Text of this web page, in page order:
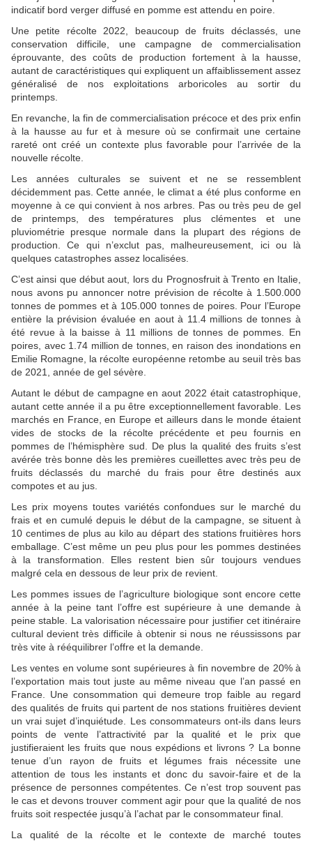
indicatif bord verger diffusé en pomme est attendu en poire.
Une petite récolte 2022, beaucoup de fruits déclassés, une
conservation difficile, une campagne de commercialisation
éprouvante, des coûts de production fortement à la hausse,
autant de caractéristiques qui expliquent un affaiblissement assez
généralisé de nos exploitations arboricoles au sortir du
printemps.
En revanche, la fin de commercialisation précoce et des prix enfin
à la hausse au fur et à mesure où se confirmait une certaine
rareté ont créé un contexte plus favorable pour l’arrivée de la
nouvelle récolte.
Les années culturales se suivent et ne se ressemblent
décidemment pas. Cette année, le climat a été plus conforme en
moyenne à ce qui convient à nos arbres. Pas ou très peu de gel
de printemps, des températures plus clémentes et une
pluviométrie presque normale dans la plupart des régions de
production. Ce qui n’exclut pas, malheureusement, ici ou là
quelques catastrophes assez localisées.
C’est ainsi que début aout, lors du Prognosfruit à Trento en Italie,
nous avons pu annoncer notre prévision de récolte à 1.500.000
tonnes de pommes et à 105.000 tonnes de poires. Pour l’Europe
entière la prévision évaluée en aout à 11.4 millions de tonnes à
été revue à la baisse à 11 millions de tonnes de pommes. En
poires, avec 1.74 million de tonnes, en raison des inondations en
Emilie Romagne, la récolte européenne retombe au seuil très bas
de 2021, année de gel sévère.
Autant le début de campagne en aout 2022 était catastrophique,
autant cette année il a pu être exceptionnellement favorable. Les
marchés en France, en Europe et ailleurs dans le monde étaient
vides de stocks de la récolte précédente et peu fournis en
pommes de l’hémisphère sud. De plus la qualité des fruits s’est
avérée très bonne dès les premières cueillettes avec très peu de
fruits déclassés du marché du frais pour être destinés aux
compotes et au jus.
Les prix moyens toutes variétés confondues sur le marché du
frais et en cumulé depuis le début de la campagne, se situent à
10 centimes de plus au kilo au départ des stations fruitières hors
emballage. C’est même un peu plus pour les pommes destinées
à la transformation. Elles restent bien sûr toujours vendues
malgré cela en dessous de leur prix de revient.
Les pommes issues de l’agriculture biologique sont encore cette
année à la peine tant l’offre est supérieure à une demande à
peine stable. La valorisation nécessaire pour justifier cet itinéraire
cultural devient très difficile à obtenir si nous ne réussissons par
très vite à rééquilibrer l’offre et la demande.
Les ventes en volume sont supérieures à fin novembre de 20% à
l’exportation mais tout juste au même niveau que l’an passé en
France. Une consommation qui demeure trop faible au regard
des qualités de fruits qui partent de nos stations fruitières devient
un vrai sujet d’inquiétude. Les consommateurs ont-ils dans leurs
points de vente l’attractivité par la qualité et le prix que
justifieraient les fruits que nous expédions et livrons ? La bonne
tenue d’un rayon de fruits et légumes frais nécessite une
attention de tous les instants et donc du savoir-faire et de la
présence de personnes compétentes. Ce n’est trop souvent pas
le cas et devons trouver comment agir pour que la qualité de nos
fruits soit respectée jusqu’à l’achat par le consommateur final.
La qualité de la récolte et le contexte de marché toutes